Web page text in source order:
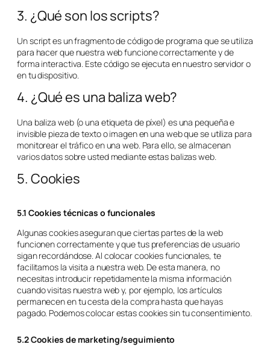
3. ¿Qué son los scripts?
Un script es un fragmento de código de programa que se utiliza
para hacer que nuestra web funcione correctamente y de
forma interactiva. Este código se ejecuta en nuestro servidor o
en tu dispositivo.
4. ¿Qué es una baliza web?
Una baliza web (o una etiqueta de píxel) es una pequeña e
invisible pieza de texto o imagen en una web que se utiliza para
monitorear el tráfico en una web. Para ello, se almacenan
varios datos sobre usted mediante estas balizas web.
5. Cookies
5.1 Cookies técnicas o funcionales
Algunas cookies aseguran que ciertas partes de la web
funcionen correctamente y que tus preferencias de usuario
sigan recordándose. Al colocar cookies funcionales, te
facilitamos la visita a nuestra web. De esta manera, no
necesitas introducir repetidamente la misma información
cuando visitas nuestra web y, por ejemplo, los artículos
permanecen en tu cesta de la compra hasta que hayas
pagado. Podemos colocar estas cookies sin tu consentimiento.
5.2 Cookies de marketing/seguimiento